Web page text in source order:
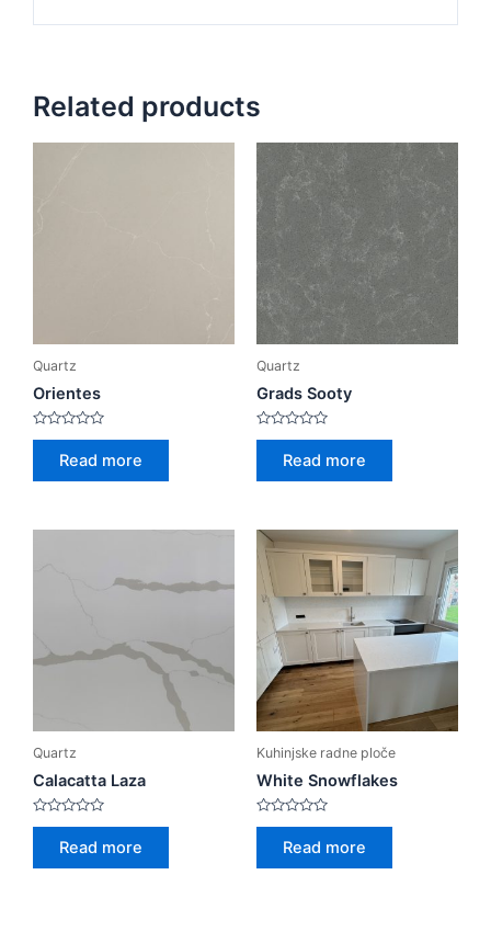
Related products
Quartz
Orientes
Rated
Read more
Quartz
Grads Sooty
Rated
Read more
Quartz
Calacatta Laza
Rated
Read more
Kuhinjske radne ploče
White Snowflakes
Rated
Read more